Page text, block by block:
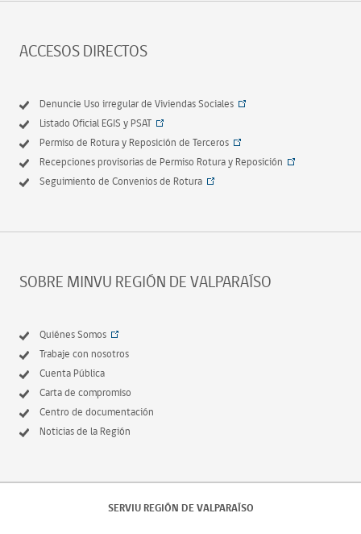
ACCESOS DIRECTOS
Denuncie Uso irregular de Viviendas Sociales
Listado Oficial EGIS y PSAT
Permiso de Rotura y Reposición de Terceros
Recepciones provisorias de Permiso Rotura y Reposición
Seguimiento de Convenios de Rotura
SOBRE MINVU REGIÓN DE VALPARAÍSO
Quiénes Somos
Trabaje con nosotros
Cuenta Pública
Carta de compromiso
Centro de documentación
Noticias de la Región
SERVIU REGIÓN DE VALPARAÍSO